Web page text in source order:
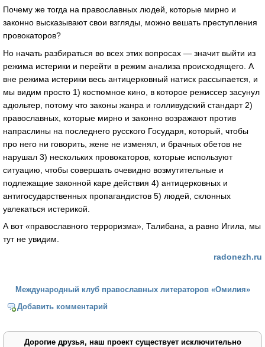
Почему же тогда на православных людей, которые мирно и
законно высказывают свои взгляды, можно вешать преступления
провокаторов?
Но начать разбираться во всех этих вопросах — значит выйти из
режима истерики и перейти в режим анализа происходящего. А
вне режима истерики весь антицерковный натиск рассыпается, и
мы видим просто 1) костюмное кино, в которое режиссер засунул
адюльтер, потому что законы жанра и голливудский стандарт 2)
православных, которые мирно и законно возражают против
напраслины на последнего русского Государя, который, чтобы
про него ни говорить, жене не изменял, и брачных обетов не
нарушал 3) нескольких провокаторов, которые используют
ситуацию, чтобы совершать очевидно возмутительные и
подлежащие законной каре действия 4) антицерковных и
антигосударственных пропагандистов 5) людей, склонных
увлекаться истерикой.
А вот «православного терроризма», Талибана, а равно Игила, мы
тут не увидим.
radonezh.ru
Международный клуб православных литераторов «Омилия»
Добавить комментарий
Дорогие друзья, наш проект существует исключительно